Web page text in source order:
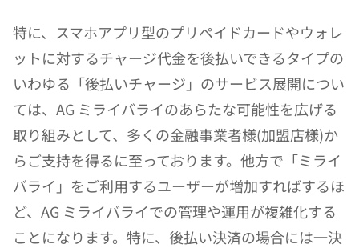
特に、スマホアプリ型のプリペイドカードやウォレ
ットに対するチャージ代金を後払いできるタイプの
いわゆる「後払いチャージ」のサービス展開につい
ては、AG ミライバライのあらたな可能性を広げる
取り組みとして、多くの金融事業者様(加盟店様)か
らご支持を得るに至っております。他方で「ミライ
バライ」をご利用するユーザーが増加すればするほ
ど、AG ミライバライでの管理や運用が複雑化する
ことになります。特に、後払い決済の場合には一決